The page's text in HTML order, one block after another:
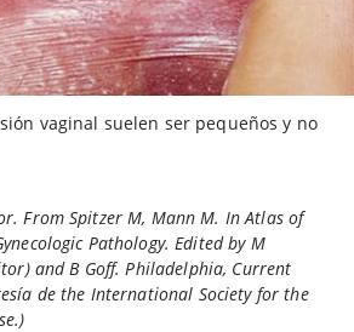
vaginal suelen ser pequeños y no
From Spitzer M, Mann M. In Atlas of
Pathology. Edited by M
and B Goff. Philadelphia, Current
de the International Society for the